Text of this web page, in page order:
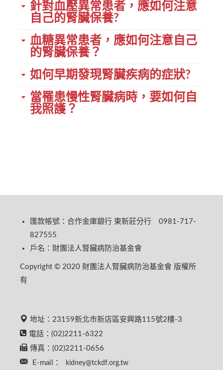
針對血壓異常患者，應如何注意
自己的腎臟保養?
血糖異常患者，應如何注意自己
的腎臟保養？
如何早期發現腎臟疾病的症狀?
當罹患慢性腎臟病時，要如何自
我照護？
匯款帳號：合作金庫銀行 東新莊分行 0981-717-
827555
戶名：財團法人腎臟病防治基金會
Copyright © 2020 財團法人腎臟病防治基金會 版權所
有
地址：23159新北市新店區安興路115號2樓-3
電話：(02)2211-6322
傳真：(02)2211-0656
E-mail：
kidney@tckdf.org.tw